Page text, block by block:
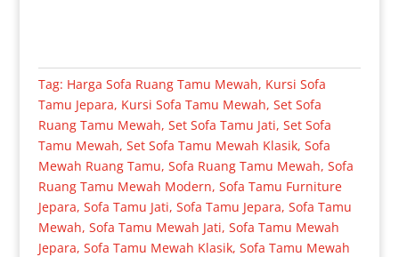
Tag: Harga Sofa Ruang Tamu Mewah, Kursi Sofa
Tamu Jepara, Kursi Sofa Tamu Mewah, Set Sofa
Ruang Tamu Mewah, Set Sofa Tamu Jati, Set Sofa
Tamu Mewah, Set Sofa Tamu Mewah Klasik, Sofa
Mewah Ruang Tamu, Sofa Ruang Tamu Mewah, Sofa
Ruang Tamu Mewah Modern, Sofa Tamu Furniture
Jepara, Sofa Tamu Jati, Sofa Tamu Jepara, Sofa Tamu
Mewah, Sofa Tamu Mewah Jati, Sofa Tamu Mewah
Jepara, Sofa Tamu Mewah Klasik, Sofa Tamu Mewah